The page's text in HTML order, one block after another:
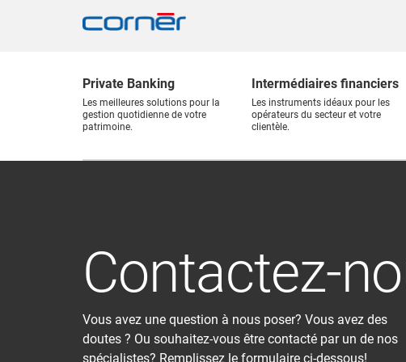
Private Banking
Les meilleures solutions pour la
gestion quotidienne de votre
patrimoine.
Intermédiaires financiers
Les instruments idéaux pour les
opérateurs du secteur et votre
clientèle.
Contactez-
Vous avez une question à nous poser? Vous avez des
doutes ? Ou souhaitez-vous être contacté par un de nos
spécialistes? Remplissez le formulaire ci-dessous!